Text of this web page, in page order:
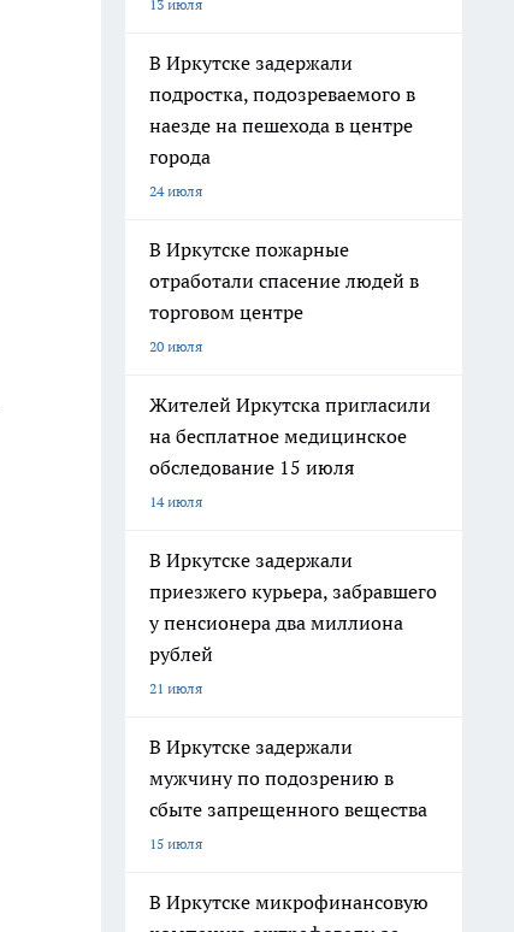
13 июля
В Иркутске задержали
подростка, подозреваемого в
наезде на пешехода в центре
города
24 июля
В Иркутске пожарные
отработали спасение людей в
торговом центре
20 июля
Жителей Иркутска пригласили
на бесплатное медицинское
обследование 15 июля
14 июля
В Иркутске задержали
приезжего курьера, забравшего
у пенсионера два миллиона
рублей
21 июля
В Иркутске задержали
мужчину по подозрению в
сбыте запрещенного вещества
15 июля
В Иркутске микрофинансовую